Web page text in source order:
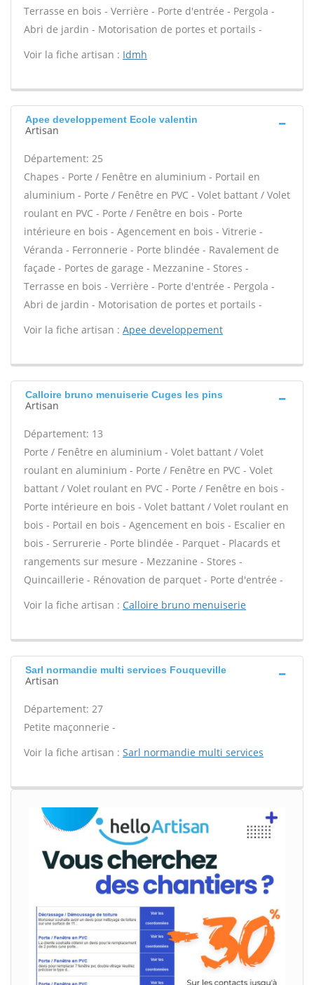
Terrasse en bois - Verrière - Porte d'entrée - Pergola -
Abri de jardin - Motorisation de portes et portails -
Voir la fiche artisan : Idmh
Apee developpement Ecole valentin
Artisan
Département: 25
Chapes - Porte / Fenêtre en aluminium - Portail en
aluminium - Porte / Fenêtre en PVC - Volet battant / Volet
roulant en PVC - Porte / Fenêtre en bois - Porte
intérieure en bois - Agencement en bois - Vitrerie -
Véranda - Ferronnerie - Porte blindée - Ravalement de
façade - Portes de garage - Mezzanine - Stores -
Terrasse en bois - Verrière - Porte d'entrée - Pergola -
Abri de jardin - Motorisation de portes et portails -
Voir la fiche artisan : Apee developpement
Calloire bruno menuiserie Cuges les pins
Artisan
Département: 13
Porte / Fenêtre en aluminium - Volet battant / Volet
roulant en aluminium - Porte / Fenêtre en PVC - Volet
battant / Volet roulant en PVC - Porte / Fenêtre en bois -
Porte intérieure en bois - Volet battant / Volet roulant en
bois - Portail en bois - Agencement en bois - Escalier en
bois - Serrurerie - Porte blindée - Parquet - Placards et
rangements sur mesure - Mezzanine - Stores -
Quincaillerie - Rénovation de parquet - Porte d'entrée -
Voir la fiche artisan : Calloire bruno menuiserie
Sarl normandie multi services Fouqueville
Artisan
Département: 27
Petite maçonnerie -
Voir la fiche artisan : Sarl normandie multi services